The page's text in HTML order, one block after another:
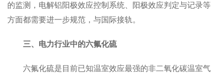
的监测，电解铝阳极效应控制系统、阳极效应判定与记录等
方面都需要进一步规范，与国际接轨。
三、电力行业中的六氟化硫
六氟化硫是目前已知温室效应最强的非二氧化碳温室气